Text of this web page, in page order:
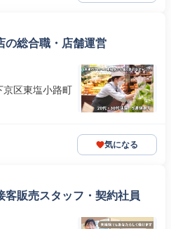
の総合職・店舗運営
京区東塩小路町
気になる
客販売スタッフ・契約社員